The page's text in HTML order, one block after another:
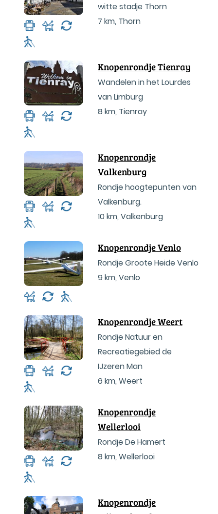
witte stadje Thorn
7 km, Thorn
Knopenrondje Tienray
Wandelen in het Lourdes
van Limburg
8 km, Tienray
Knopenrondje
Valkenburg
Rondje hoogtepunten van
Valkenburg.
10 km, Valkenburg
Knopenrondje Venlo
Rondje Groote Heide Venlo
9 km, Venlo
Knopenrondje Weert
Rondje Natuur en
Recreatiegebied de
IJzeren Man
6 km, Weert
Knopenrondje
Wellerlooi
Rondje De Hamert
8 km, Wellerlooi
Knopenrondje